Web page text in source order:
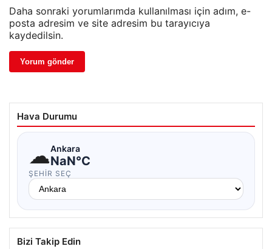
Daha sonraki yorumlarımda kullanılması için adım, e-
posta adresim ve site adresim bu tarayıcıya
kaydedilsin.
Hava Durumu
☁Ankara
NaN°C
ŞEHIR SEÇ
Bizi Takip Edin